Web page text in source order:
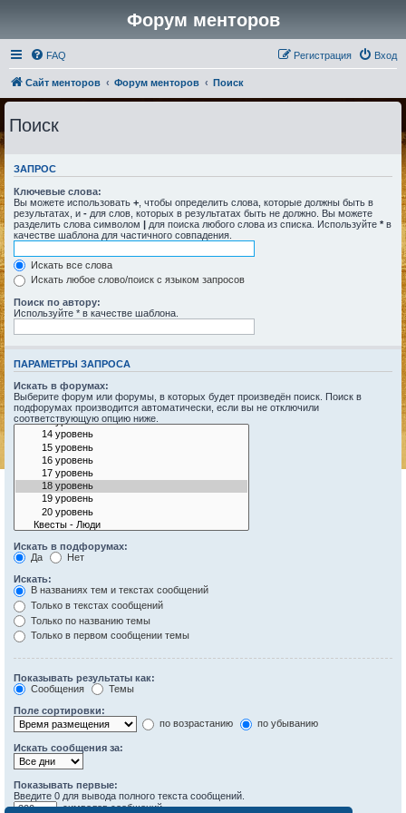
Форум менторов
FAQ Вход
Регистрация
Сайт менторов Форум менторов Поиск
Поиск
ЗАПРОС
Ключевые слова:
Вы можете использовать + , чтобы определить слова, которые должны быть в
результатах, и - для слов, которых в результатах быть не должно. Вы можете
разделить слова символом | для поиска любого слова из списка. Используйте * в
качестве шаблона для частичного совпадения.
Искать все слова
Искать любое слово/поиск с языком запросов
Поиск по автору:
Используйте * в качестве шаблона.
ПАРАМЕТРЫ ЗАПРОСА
Искать в форумах:
Выберите форум или форумы, в которых будет произведён поиск. Поиск в
подфорумах производится автоматически, если вы не отключили
соответствующую опцию ниже.
Искать в подфорумах:
Да
Нет
Искать:
В названиях тем и текстах сообщений
Только в текстах сообщений
Только по названию темы
Только в первом сообщении темы
Показывать результаты как:
Сообщения
Темы
Поле сортировки:
по возрастанию
по убыванию
Искать сообщения за:
Показывать первые:
Введите 0 для вывода полного текста сообщений.
символов сообщений